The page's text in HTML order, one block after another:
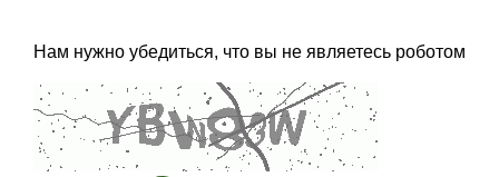
Нам нужно убедиться, что вы не являетесь роботом